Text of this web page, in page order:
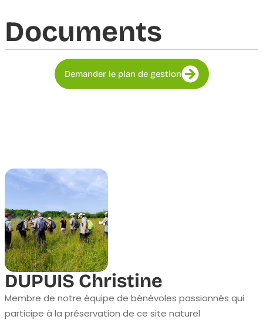
Documents​
Demander le plan de gestion
DUPUIS Christine
Membre de notre équipe de bénévoles passionnés qui
participe à la préservation de ce site naturel